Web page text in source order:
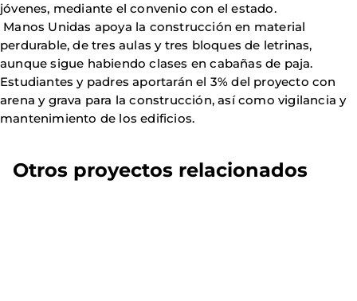
jóvenes, mediante el convenio con el estado.
Manos Unidas apoya la construcción en material
perdurable, de tres aulas y tres bloques de letrinas,
aunque sigue habiendo clases en cabañas de paja.
Estudiantes y padres aportarán el 3% del proyecto con
arena y grava para la construcción, así como vigilancia y
mantenimiento de los edificios.
Otros proyectos relacionados